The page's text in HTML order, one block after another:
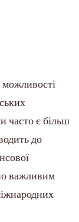
часто є більш
до
важливим